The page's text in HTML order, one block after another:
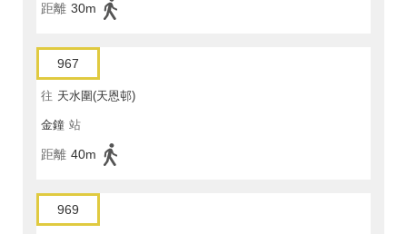
距離 30m
967
往 天水圍(天恩邨)
金鐘 站
距離 40m
969